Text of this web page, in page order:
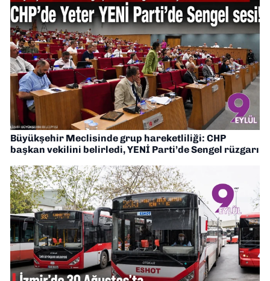
Büyükşehir Meclisinde grup hareketliliği: CHP
başkan vekilini belirledi, YENİ Parti’de Sengel rüzgarı